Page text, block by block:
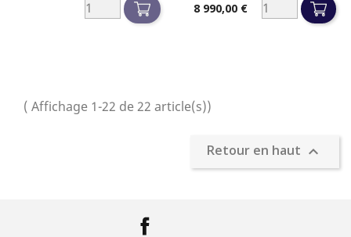
Prix8 990,00 €
( Affichage 1-22 de 22 article(s))
Retour en haut 